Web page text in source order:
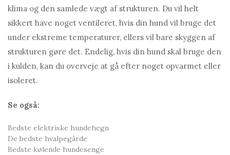
klima og den samlede vægt af strukturen. Du vil helt
sikkert have noget ventileret, hvis din hund vil bruge det
under ekstreme temperaturer, ellers vil bare skyggen af ​​
strukturen gøre det. Endelig, hvis din hund skal bruge den
i kulden, kan du overveje at gå efter noget opvarmet eller
isoleret.
Se også:
Bedste elektriske hundehegn
De bedste hvalpegårde
Bedste kølende hundesenge